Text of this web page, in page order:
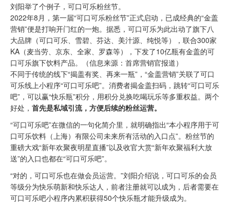
刘阳举了个例子，可口可乐粉丝节。
2022年8月，第一届“可口可乐粉丝节”正式启动，已成经典的“金盖
营销”便是打响开门红的一炮。据悉，可口可乐为此出动了旗下八
大品牌（可口可乐、雪碧、芬达、美汁源、纯悦等），联合300家
KA（麦当劳、京东、全家、罗森等），下发了10亿瓶有金盖的可
口可乐旗下饮料产品。（信息来源：首席营销官报道）
不同于传统的线下“揭盖有奖、再来一瓶”，“金盖营销”关联了可口
可乐线上小程序“可口可乐吧”。消费者揭金盖扫码，跳转“可口可乐
吧”，可以赢“快乐瓶”积分，用积分兑换吃喝玩乐等多重权益。两个
好处， 首先是私域引流，方便后续的粉丝运营。
“可口可乐吧”在微信的一句化简介里，就明确指出“本小程序用于可
口可乐饮料（上海）有限公司未来所有活动的入口点”。粉丝节的
重磅大戏“新年欢聚夜明星直播”以及收官大赏“新年欢聚福利大放
送”的入口也都在“可口可乐吧”。
“对的，可口可乐也在做会员运营。”刘阳介绍说，可口可乐的会员
等级分为快乐萌新和快乐达人，前者注册就可以成为，后者需要在
可口可乐吧小程序内累积获得50个快乐瓶才能升级成为。